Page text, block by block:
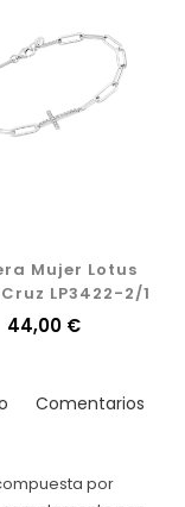
Mujer Lotus
LP3422-2/1
Precio
44,00 €
Comentarios
por